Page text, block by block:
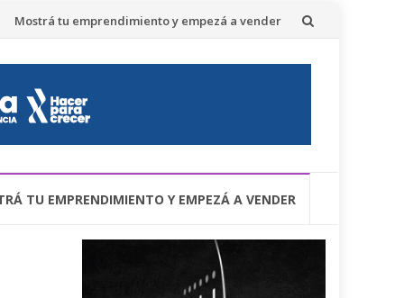
Mostrá tu emprendimiento y empezá a vender
TU EMPRENDIMIENTO Y EMPEZÁ A VENDER